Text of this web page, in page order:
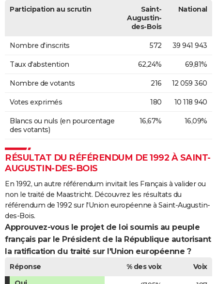
Participation au scrutin
Saint-
Augustin-
des-Bois
National
Nombre d'inscrits 572 39 941 943
Taux d'abstention 62,24% 69,81%
Nombre de votants 216 12 059 360
Votes exprimés 180 10 118 940
Blancs ou nuls (en pourcentage
des votants)
16,67% 16,09%
RÉSULTAT DU RÉFÉRENDUM DE 1992 À SAINT-
AUGUSTIN-DES-BOIS
En 1992, un autre référendum invitait les Français à valider ou
non le traité de Maastricht. Découvrez les résultats du
référendum de 1992 sur l'Union européenne à Saint-Augustin-
des-Bois.
Approuvez-vous le projet de loi soumis au peuple
français par le Président de la République autorisant
la ratification du traité sur l'Union européenne ?
Réponse % des voix
Voix